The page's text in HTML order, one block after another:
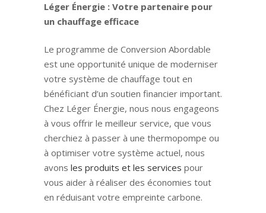
Léger Énergie : Votre partenaire pour
un chauffage efficace
Le programme de Conversion Abordable
est une opportunité unique de moderniser
votre système de chauffage tout en
bénéficiant d’un soutien financier important.
Chez Léger Énergie, nous nous engageons
à vous offrir le meilleur service, que vous
cherchiez à passer à une thermopompe ou
à optimiser votre système actuel, nous
avons les produits et les services pour
vous aider à réaliser des économies tout
en réduisant votre empreinte carbone.